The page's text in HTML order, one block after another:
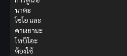
นาตะ
โชโย และ
คาเงยามะ
โทบิโอะ
ต้องใช้